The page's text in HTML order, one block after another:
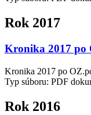
Rok 2017
Kronika 2017 po
Kronika 2017 po
Typ súboru: PDF
Rok 2016